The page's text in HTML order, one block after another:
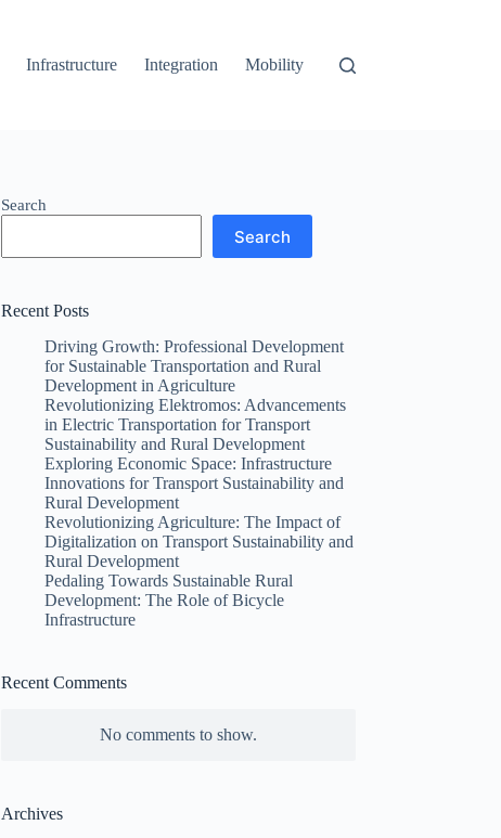
Infrastructure Integration Mobility
Search
Search
Recent Posts
Driving Growth: Professional Development
for Sustainable Transportation and Rural
Development in Agriculture
Revolutionizing Elektromos: Advancements
in Electric Transportation for Transport
Sustainability and Rural Development
Exploring Economic Space: Infrastructure
Innovations for Transport Sustainability and
Rural Development
Revolutionizing Agriculture: The Impact of
Digitalization on Transport Sustainability and
Rural Development
Pedaling Towards Sustainable Rural
Development: The Role of Bicycle
Infrastructure
Recent Comments
No comments to show.
Archives